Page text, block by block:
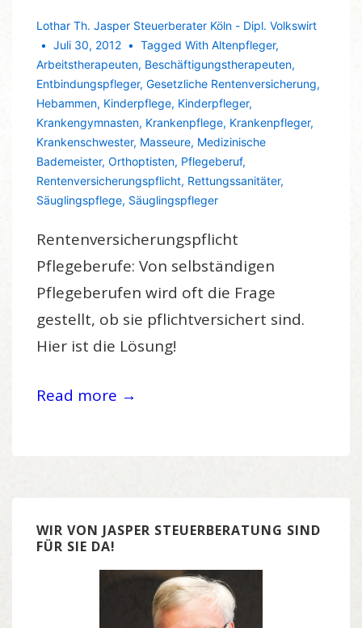
Lothar Th. Jasper Steuerberater Köln - Dipl. Volkswirt
Juli 30, 2012
Tagged WithAltenpfleger,
Arbeitstherapeuten, Beschäftigungstherapeuten,
Entbindungspfleger, Gesetzliche Rentenversicherung,
Hebammen, Kinderpflege, Kinderpfleger,
Krankengymnasten, Krankenpflege, Krankenpfleger,
Krankenschwester, Masseure, Medizinische
Bademeister, Orthoptisten, Pflegeberuf,
Rentenversicherungspflicht, Rettungssanitäter,
Säuglingspflege, Säuglingspfleger
Rentenversicherungspflicht
Pflegeberufe: Von selbständigen
Pflegeberufen wird oft die Frage
gestellt, ob sie pflichtversichert sind.
Hier ist die Lösung!
Read more →
WIR VON JASPER STEUERBERATUNG SIND
FÜR SIE DA!